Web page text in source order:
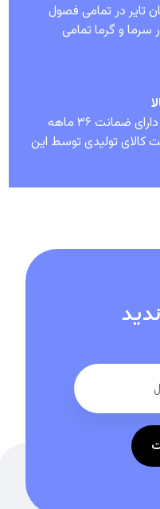
تایر در تمامی فصول
سرما و گرما تمامی
تمامی تایرهای تولیدی این مجموعه دارای ضمانت ۳۶ ماهه
کالای تولیدی توسط این